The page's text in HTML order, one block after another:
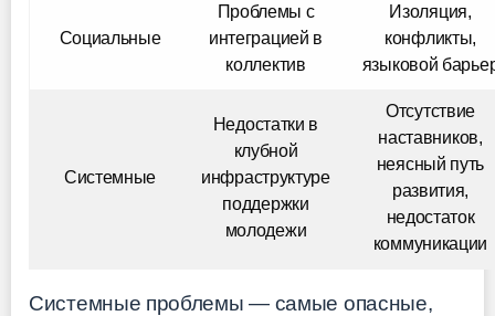
Социальные
Проблемы с
интеграцией в
коллектив
Изоляция,
конфликты,
языковой
Системные
Недостатки в
клубной
инфраструктуре
поддержки
молодежи
Отсутствие
наставников,
неясный путь
развития,
недостаток
коммуникации
Системные проблемы — самые опасные,